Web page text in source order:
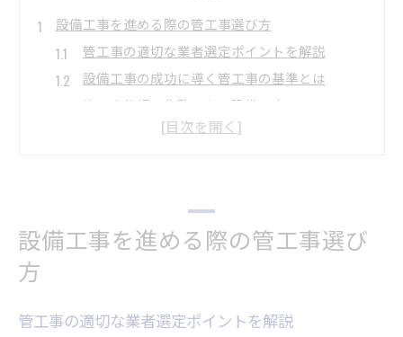
設備工事を進める際の管工事選び方
管工事の適切な業者選定ポイントを解説
設備工事の成功に導く管工事の基準とは
管工事依頼で失敗しない設備工事のコツ
水回り設備工事で管工事が果たす役割
管工事依頼前に知るべき法令や基準
品川区の管工事で押さえたい設備工事情報
設備工事の見積もり比較で管工事を安心依頼
設備工事を進める際の管工事選び
方
管工事の適切な業者選定ポイントを解説